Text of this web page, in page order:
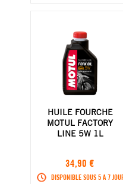
HUILE FOURCHE
MOTUL FACTORY
LINE 5W 1L
34,90 €
DISPONIBLE SOUS 5 A 7